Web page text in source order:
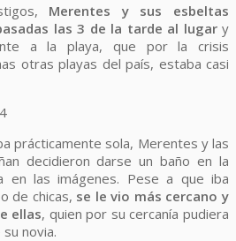
Merentes y sus esbeltas
las 3 de la tarde al lugary
a la playa, que por la crisis
otras playas del país, estaba casi
prácticamente sola, Merentes y las
decidieron darse un baño en la
en las imágenes. Pese a que iba
de chicas, se le vio más cercano y
ellas, quien por su cercanía pudiera
novia.